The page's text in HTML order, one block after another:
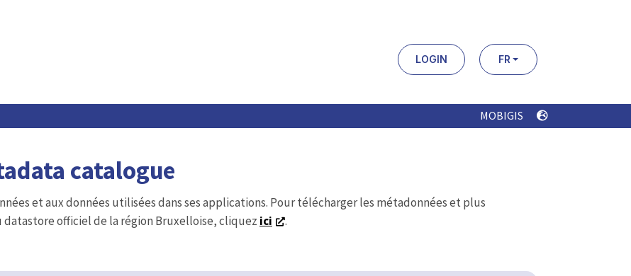
LOGIN FR
MOBIGIS
catalogue
et aux données utilisées dans ses applications. Pour télécharger les métadonnées et plus
datastore officiel de la région Bruxelloise, cliquez ici .